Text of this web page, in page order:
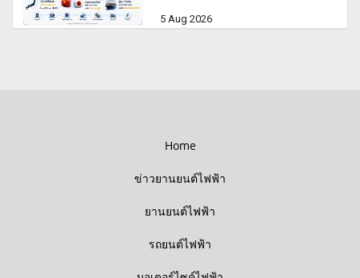
5 Aug 2026
Home
ข่าวยานยนต์ไฟฟ้า
ยานยนต์ไฟฟ้า
รถยนต์ไฟฟ้า